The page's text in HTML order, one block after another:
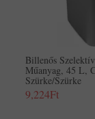
Billenős
Műanyag, 45 L,
Szürke/szürke
9,224Ft